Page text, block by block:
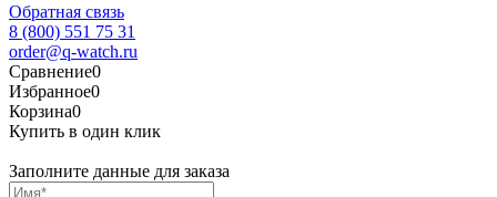
Обратная связь
8 (800) 551 75 31
order@q-watch.ru
Сравнение0
Избранное0
Корзина0
Купить в один клик
Заполните данные для заказа